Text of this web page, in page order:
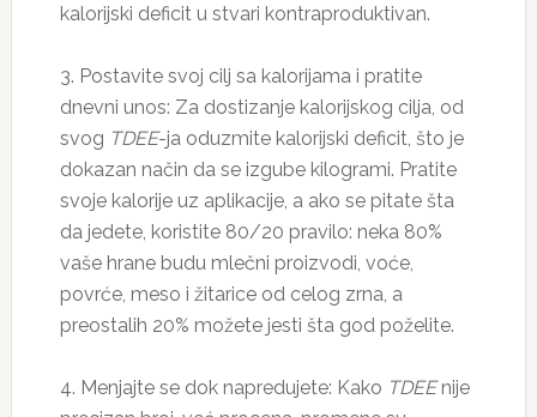
kalorijski deficit u stvari kontraproduktivan.
3. Postavite svoj cilj sa kalorijama i pratite
dnevni unos: Za dostizanje kalorijskog cilja, od
svog TDEE-ja oduzmite kalorijski deficit, što je
dokazan način da se izgube kilogrami. Pratite
svoje kalorije uz aplikacije, a ako se pitate šta
da jedete, koristite 80/20 pravilo: neka 80%
vaše hrane budu mlečni proizvodi, voće,
povrće, meso i žitarice od celog zrna, a
preostalih 20% možete jesti šta god poželite.
4. Menjajte se dok napredujete: Kako TDEEnije